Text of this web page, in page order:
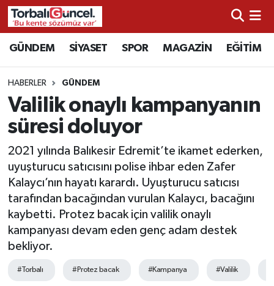
GÜNDEM SİYASET SPOR MAGAZİN EĞİTİM
HABERLER GÜNDEM
Valilik onaylı kampanyanın
süresi doluyor
2021 yılında Balıkesir Edremit’te ikamet ederken,
uyuşturucu satıcısını polise ihbar eden Zafer
Kalaycı’nın hayatı karardı. Uyuşturucu satıcısı
tarafından bacağından vurulan Kalaycı, bacağını
kaybetti. Protez bacak için valilik onaylı
kampanyası devam eden genç adam destek
bekliyor.
#Torbalı #Protez bacak #Kampanya #Valilik
İzmir Nöbetçi Eczaneler
İzmir Hava Durumu
İzmir Namaz Vakitleri
İzmir Trafik Yoğunluk Haritası
Süper Lig Puan Durumu ve Fikstür
Tüm Manşetler
Son Dakika Haberleri
Haber Arşivi